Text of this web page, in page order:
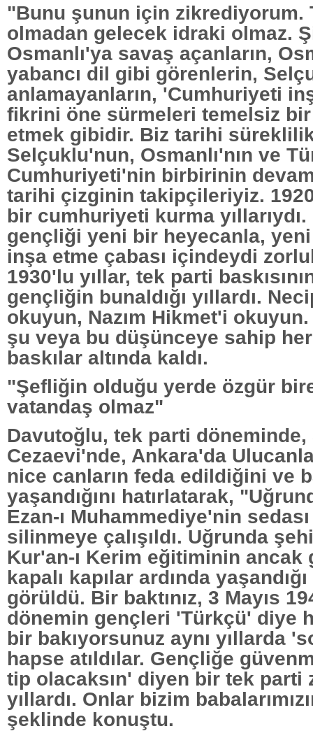
"Bunu şunun için zikrediyorum.
olmadan gelecek idraki olmaz.
Osmanlı'ya savaş açanların,
yabancı dil gibi görenlerin,
anlamayanların, 'Cumhuriyeti
fikrini öne sürmeleri temelsiz bir
etmek gibidir. Biz tarihi
Selçuklu'nun, Osmanlı'nın ve
Cumhuriyeti'nin birbirinin
tarihi çizginin takipçileriyiz.
bir cumhuriyeti kurma
gençliği yeni bir heyecanla,
inşa etme çabası içindeydi
1930'lu yıllar, tek parti
gençliğin bunaldığı yıllardı.
okuyun, Nazım Hikmet'i
şu veya bu düşünceye sahip
baskılar altında kaldı.
"Şefliğin olduğu yerde özgür
vatandaş olmaz"
Davutoğlu, tek parti döneminde,
Cezaevi'nde, Ankara'da
nice canların feda edildiğini ve
yaşandığını hatırlatarak,
Ezan-ı Muhammediye'nin
silinmeye çalışıldı. Uğrunda
Kur'an-ı Kerim eğitiminin ancak
kapalı kapılar ardında
görüldü. Bir baktınız, 3 Mayıs
dönemin gençleri 'Türkçü' diye
bir bakıyorsunuz aynı yıllarda
hapse atıldılar. Gençliğe
tip olacaksın' diyen bir tek parti
yıllardı. Onlar bizim
şeklinde konuştu.